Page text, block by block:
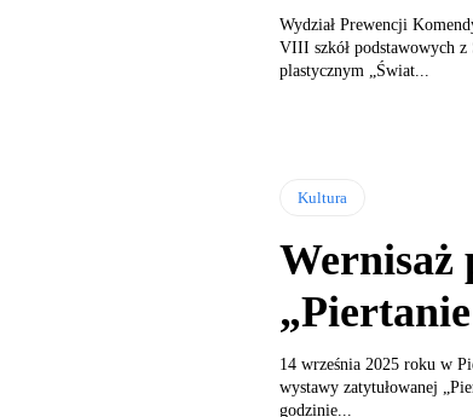
Wydział Prewencji
VIII szkół podstawowych z
plastycznym „Świat...
Kultura
Wernisaż
14 września 2025 roku w
wystawy zatytułowanej
godzinie...